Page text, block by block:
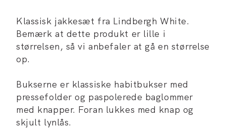
Klassisk jakkesæt fra Lindbergh White.
Bemærk at dette produkt er lille i
størrelsen, så vi anbefaler at gå en størrelse
op.
Bukserne er klassiske habitbukser med
pressefolder og paspolerede baglommer
med knapper. Foran lukkes med knap og
skjult lynlås.